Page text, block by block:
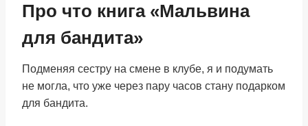
Про что книга «Мальвина
для бандита»
Подменяя сестру на смене в клубе, я и подумать
не могла, что уже через пару часов стану подарком
для бандита.